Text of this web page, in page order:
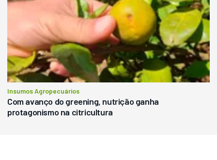
Insumos Agropecuários
Com avanço do greening, nutrição ganha
protagonismo na citricultura